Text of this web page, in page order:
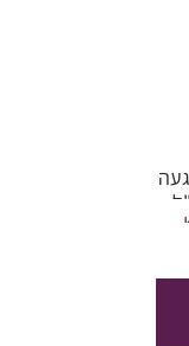
הנוכחי